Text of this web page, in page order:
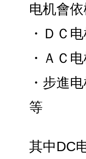
电机會
・ＤＣ
・ＡＣ
・步進
等
其中DC